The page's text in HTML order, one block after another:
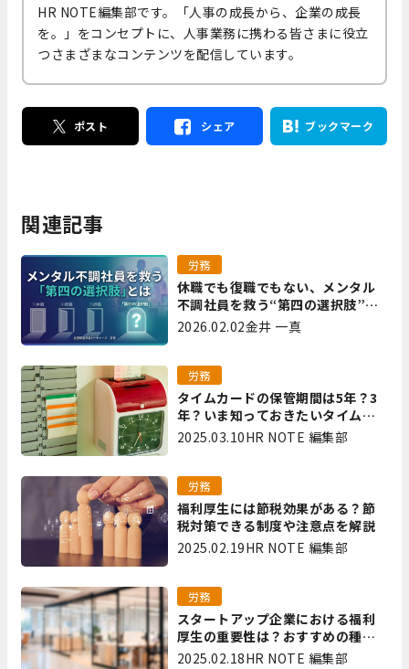
HR NOTE編集部です。「人事の成長から、企業の成長
を。」をコンセプトに、人事業務に携わる皆さまに役立
つさまざまなコンテンツを配信しています。
ポスト シェア ブックマーク
関連記事
休職でも復職でもない、メンタル
不調社員を救う“第四の選択肢”と
は｜全国障害年金パートナーズ 宮
労務
2026.02.02金井 一真
タイムカードの保管期間は5年？3
年？いま知っておきたいタイムカ
ード保管方法
労務
2025.03.10HR NOTE 編集部
福利厚生には節税効果がある？節
税対策できる制度や注意点を解説
労務
2025.02.19HR NOTE 編集部
スタートアップ企業における福利
厚生の重要性は？おすすめの種類
やメリット・デメリットを解説
労務
2025.02.18HR NOTE 編集部